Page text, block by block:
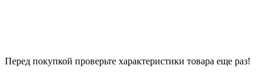
Перед покупкой проверьте характеристики товара еще раз!